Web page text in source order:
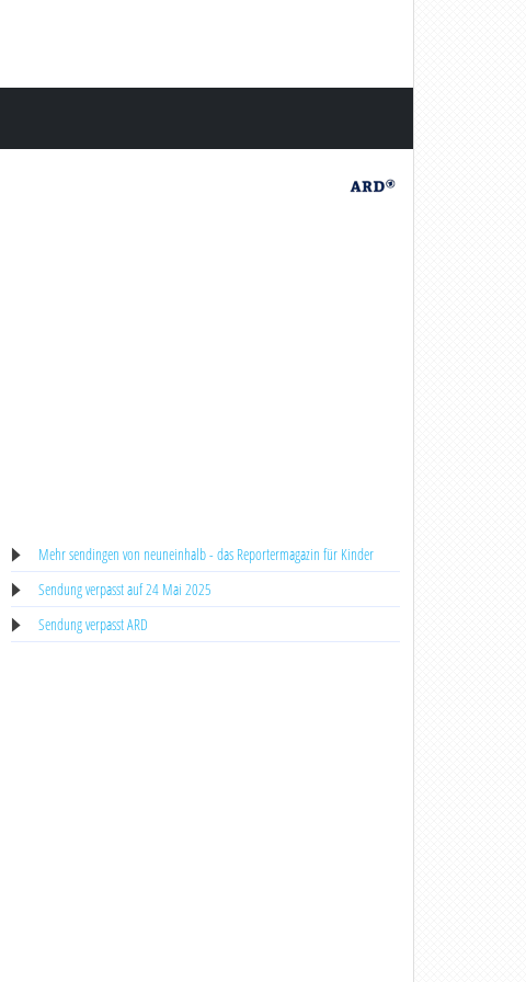
Mehr sendingen von neuneinhalb - das Reportermagazin für Kinder
Sendung verpasst auf 24 Mai 2025
Sendung verpasst ARD